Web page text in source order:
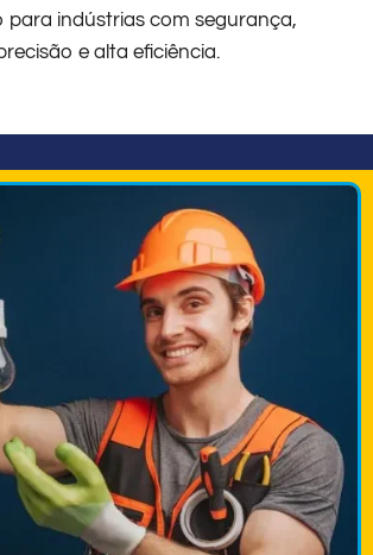
para indústrias com segurança,
e alta eficiência.